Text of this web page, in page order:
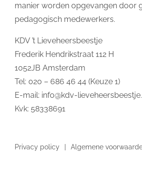
manier worden opgevangen door
pedagogisch medewerkers.
KDV ’t Lieveheersbeestje
Frederik Hendrikstraat 112 H
1052JB Amsterdam
Tel: 020 – 686 46 44 (Keuze 1)
E-mail: info@kdv-
Kvk: 58338691
Privacy policy Algemene